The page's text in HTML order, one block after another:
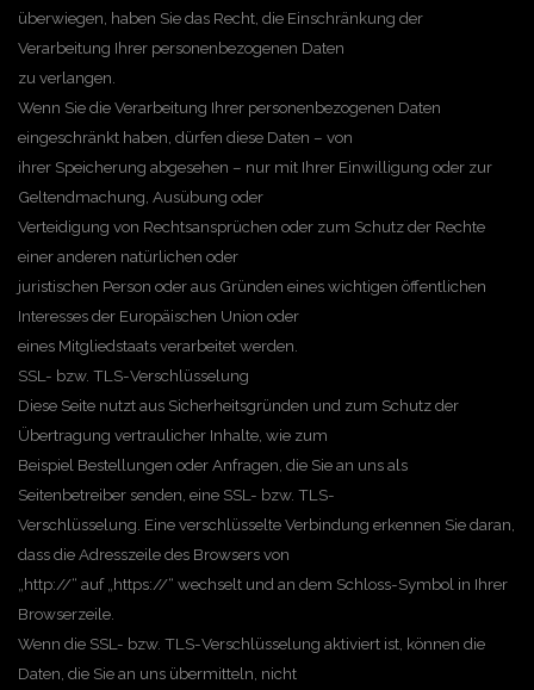
überwiegen, haben Sie das Recht, die Einschränkung der
Verarbeitung Ihrer personenbezogenen Daten
zu verlangen.
Wenn Sie die Verarbeitung Ihrer personenbezogenen Daten
eingeschränkt haben, dürfen diese Daten – von
ihrer Speicherung abgesehen – nur mit Ihrer Einwilligung oder zur
Geltendmachung, Ausübung oder
Verteidigung von Rechtsansprüchen oder zum Schutz der Rechte
einer anderen natürlichen oder
juristischen Person oder aus Gründen eines wichtigen öffentlichen
Interesses der Europäischen Union oder
eines Mitgliedstaats verarbeitet werden.
SSL- bzw. TLS-Verschlüsselung
Diese Seite nutzt aus Sicherheitsgründen und zum Schutz der
Übertragung vertraulicher Inhalte, wie zum
Beispiel Bestellungen oder Anfragen, die Sie an uns als
Seitenbetreiber senden, eine SSL- bzw. TLS-
Verschlüsselung. Eine verschlüsselte Verbindung erkennen Sie daran,
dass die Adresszeile des Browsers von
„http://“ auf „https://“ wechselt und an dem Schloss-Symbol in Ihrer
Browserzeile.
Wenn die SSL- bzw. TLS-Verschlüsselung aktiviert ist, können die
Daten, die Sie an uns übermitteln, nicht